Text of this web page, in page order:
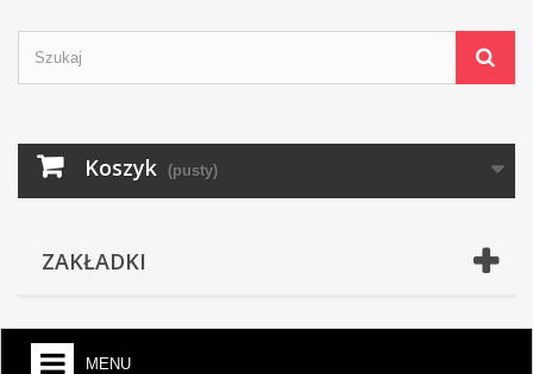
Koszyk (pusty)
ZAKŁADKI
MENU